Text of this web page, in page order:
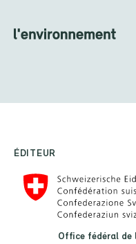
ÉDITEUR
Office fédéral de